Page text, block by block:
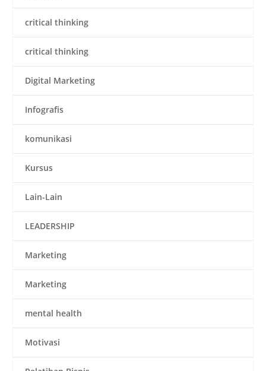
critical thinking
critical thinking
Digital Marketing
Infografis
komunikasi
Kursus
Lain-Lain
LEADERSHIP
Marketing
Marketing
mental health
Motivasi